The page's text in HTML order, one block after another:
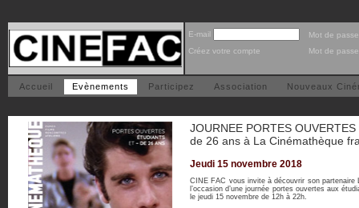
E-mail
Mot de passe
Créez votre compte
Mot de
Accueil Evènements Participez Association Nouveaux
JOURNEE PORTES
de 26 ans à La Cinémathèque
Jeudi 15 novembre 2018
CINE FAC vous invite à découvrir son partenaire
l’occasion d’une journée portes ouvertes aux
le jeudi 15 novembre de 12h à 22h.